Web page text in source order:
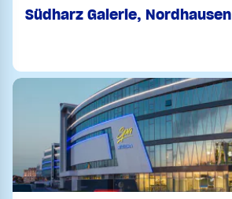
Südharz Galerie, Nordhausen